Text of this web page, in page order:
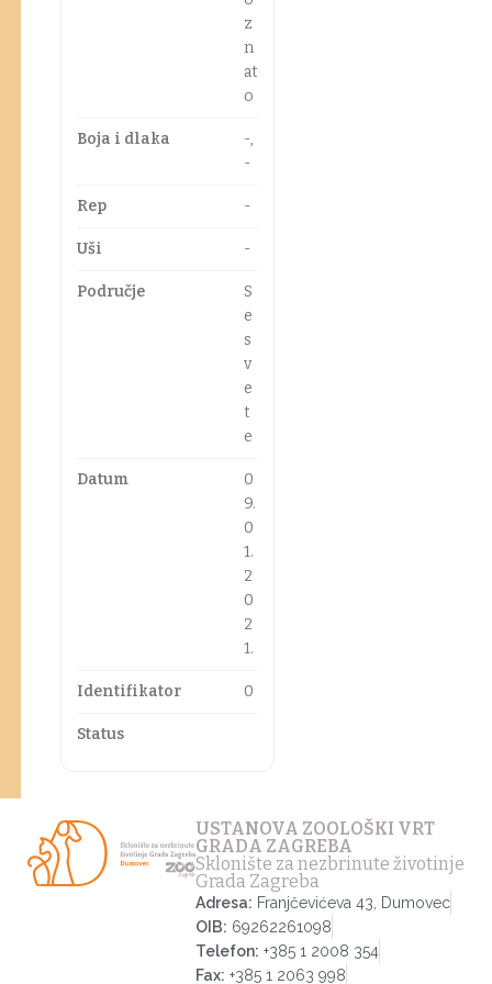
z
n
at
o
Boja i dlaka
-,
-
Rep -
Uši -
Područje
S
e
s
v
e
t
e
Datum
0
9.
0
1.
2
0
2
1.
Identifikator 0
Status
USTANOVA ZOOLOŠKI VRT
GRADA ZAGREBA
Sklonište za nezbrinute životinje
Grada Zagreba
Adresa: Franjčevićeva 43, Dumovec
OIB: 69262261098
Telefon: +385 1 2008 354
Fax: +385 1 2063 998